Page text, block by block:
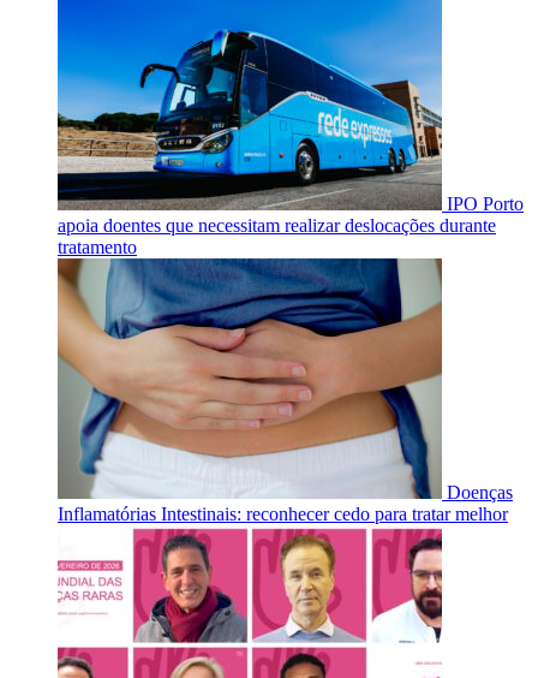
IPO Porto
apoia doentes que necessitam realizar deslocações durante
tratamento
Doenças
Inflamatórias Intestinais: reconhecer cedo para tratar melhor